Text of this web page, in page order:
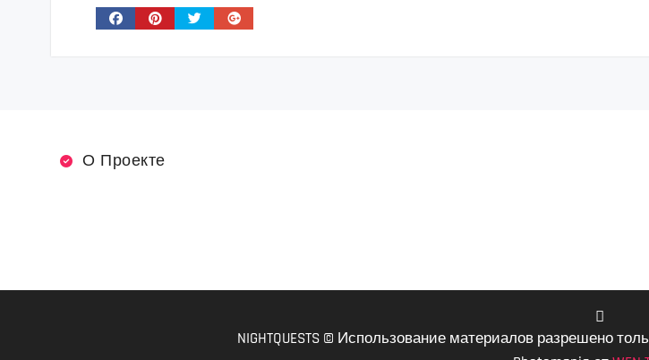
О Проекте
VK
NIGHTQUESTS © Использование материалов разрешено